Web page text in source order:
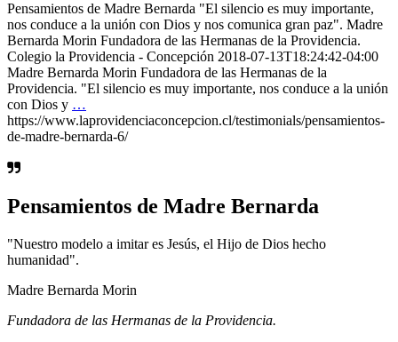
Pensamientos de Madre Bernarda "El silencio es muy importante,
nos conduce a la unión con Dios y nos comunica gran paz". Madre
Bernarda Morin Fundadora de las Hermanas de la Providencia.
Colegio la Providencia - Concepción 2018-07-13T18:24:42-04:00
Madre Bernarda Morin Fundadora de las Hermanas de la
Providencia. "El silencio es muy importante, nos conduce a la unión
con Dios y …
https://www.laprovidenciaconcepcion.cl/testimonials/pensamientos-
de-madre-bernarda-6/
Pensamientos de Madre Bernarda
"Nuestro modelo a imitar es Jesús, el Hijo de Dios hecho
humanidad".
Madre Bernarda Morin
Fundadora de las Hermanas de la Providencia.